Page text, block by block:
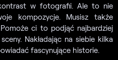
w fotografii. Ale to nie
kompozycje. Musisz także
ci to podjąć najbardziej
Nakładając na siebie kilka
fascynujące historie.